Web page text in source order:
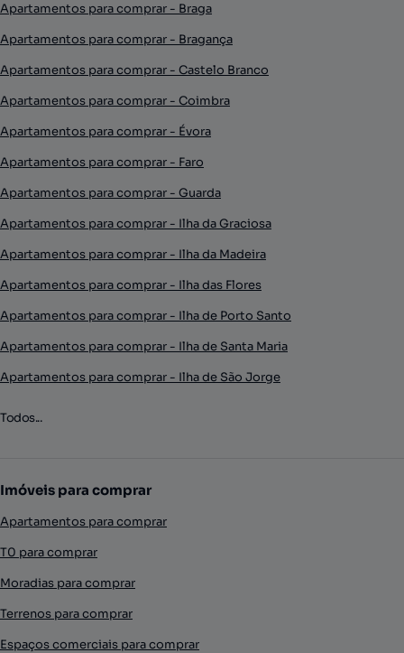
Apartamentos para comprar - Braga
Apartamentos para comprar - Bragança
Apartamentos para comprar - Castelo Branco
Apartamentos para comprar - Coimbra
Apartamentos para comprar - Évora
Apartamentos para comprar - Faro
Apartamentos para comprar - Guarda
Apartamentos para comprar - Ilha da Graciosa
Apartamentos para comprar - Ilha da Madeira
Apartamentos para comprar - Ilha das Flores
Apartamentos para comprar - Ilha de Porto Santo
Apartamentos para comprar - Ilha de Santa Maria
Apartamentos para comprar - Ilha de São Jorge
Todos...
Imóveis para comprar
Apartamentos para comprar
T0 para comprar
Moradias para comprar
Terrenos para comprar
Espaços comerciais para comprar